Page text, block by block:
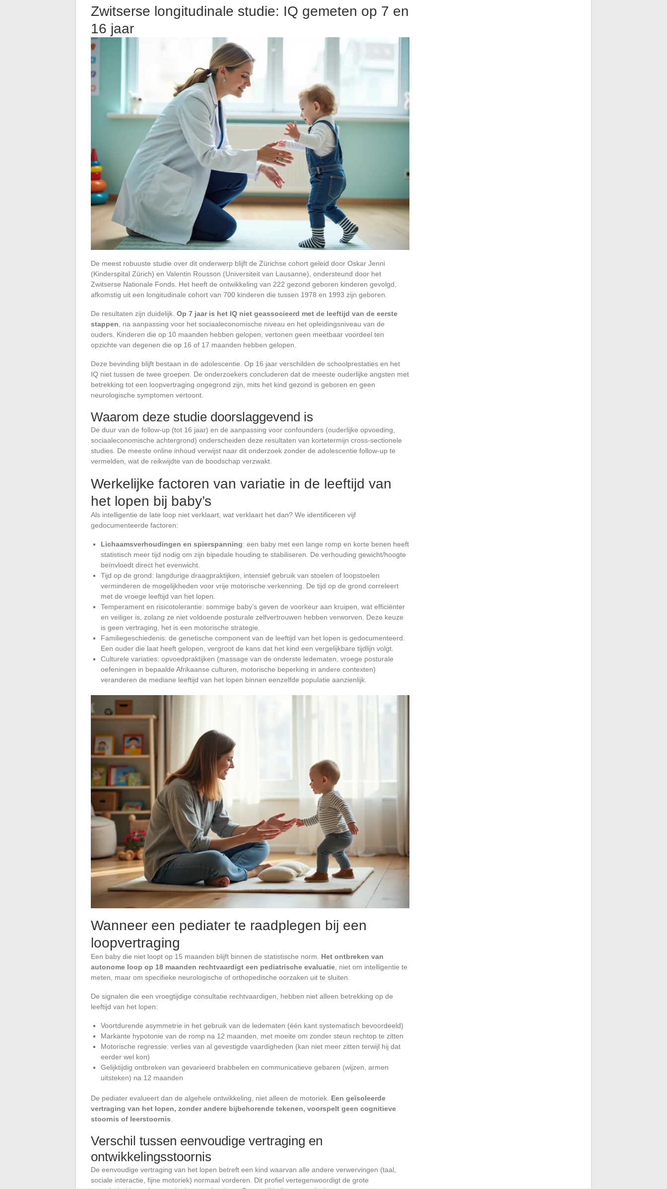
Zwitserse longitudinale studie: IQ gemeten op 7 en
16 jaar
De meest robuuste studie over dit onderwerp blijft de Zürichse cohort geleid door Oskar Jenni
(Kinderspital Zürich) en Valentin Rousson (Universiteit van Lausanne), ondersteund door het
Zwitserse Nationale Fonds. Het heeft de ontwikkeling van 222 gezond geboren kinderen gevolgd,
afkomstig uit een longitudinale cohort van 700 kinderen die tussen 1978 en 1993 zijn geboren.
De resultaten zijn duidelijk. Op 7 jaar is het IQ niet geassocieerd met de leeftijd van de eerste
stappen, na aanpassing voor het sociaaleconomische niveau en het opleidingsniveau van de
ouders. Kinderen die op 10 maanden hebben gelopen, vertonen geen meetbaar voordeel ten
opzichte van degenen die op 16 of 17 maanden hebben gelopen.
Deze bevinding blijft bestaan in de adolescentie. Op 16 jaar verschilden de schoolprestaties en het
IQ niet tussen de twee groepen. De onderzoekers concluderen dat de meeste ouderlijke angsten met
betrekking tot een loopvertraging ongegrond zijn, mits het kind gezond is geboren en geen
neurologische symptomen vertoont.
Waarom deze studie doorslaggevend is
De duur van de follow-up (tot 16 jaar) en de aanpassing voor confounders (ouderlijke opvoeding,
sociaaleconomische achtergrond) onderscheiden deze resultaten van kortetermijn cross-sectionele
studies. De meeste online inhoud verwijst naar dit onderzoek zonder de adolescentie follow-up te
vermelden, wat de reikwijdte van de boodschap verzwakt.
Werkelijke factoren van variatie in de leeftijd van
het lopen bij baby’s
Als intelligentie de late loop niet verklaart, wat verklaart het dan? We identificeren vijf
gedocumenteerde factoren:
Lichaamsverhoudingen en spierspanning: een baby met een lange romp en korte benen heeft
statistisch meer tijd nodig om zijn bipedale houding te stabiliseren. De verhouding gewicht/hoogte
beïnvloedt direct het evenwicht.
Tijd op de grond: langdurige draagpraktijken, intensief gebruik van stoelen of loopstoelen
verminderen de mogelijkheden voor vrije motorische verkenning. De tijd op de grond correleert
met de vroege leeftijd van het lopen.
Temperament en risicotolerantie: sommige baby’s geven de voorkeur aan kruipen, wat efficiënter
en veiliger is, zolang ze niet voldoende posturale zelfvertrouwen hebben verworven. Deze keuze
is geen vertraging, het is een motorische strategie.
Familiegeschiedenis: de genetische component van de leeftijd van het lopen is gedocumenteerd.
Een ouder die laat heeft gelopen, vergroot de kans dat het kind een vergelijkbare tijdlijn volgt.
Culturele variaties: opvoedpraktijken (massage van de onderste ledematen, vroege posturale
oefeningen in bepaalde Afrikaanse culturen, motorische beperking in andere contexten)
veranderen de mediane leeftijd van het lopen binnen eenzelfde populatie aanzienlijk.
Wanneer een pediater te raadplegen bij een
loopvertraging
Een baby die niet loopt op 15 maanden blijft binnen de statistische norm. Het ontbreken van
autonome loop op 18 maanden rechtvaardigt een pediatrische evaluatie , niet om intelligentie te
meten, maar om specifieke neurologische of orthopedische oorzaken uit te sluiten.
De signalen die een vroegtijdige consultatie rechtvaardigen, hebben niet alleen betrekking op de
leeftijd van het lopen:
Voortdurende asymmetrie in het gebruik van de ledematen (één kant systematisch bevoordeeld)
Markante hypotonie van de romp na 12 maanden, met moeite om zonder steun rechtop te zitten
Motorische regressie: verlies van al gevestigde vaardigheden (kan niet meer zitten terwijl hij dat
eerder wel kon)
Gelijktijdig ontbreken van gevarieerd brabbelen en communicatieve gebaren (wijzen, armen
uitsteken) na 12 maanden
De pediater evalueert dan de algehele ontwikkeling, niet alleen de motoriek. Een geïsoleerde
vertraging van het lopen, zonder andere bijbehorende tekenen, voorspelt geen cognitieve
stoornis of leerstoornis
Verschil tussen eenvoudige vertraging en
ontwikkelingsstoornis
De eenvoudige vertraging van het lopen betreft een kind waarvan alle andere verwervingen (taal,
sociale interactie, fijne motoriek) normaal vorderen. Dit profiel vertegenwoordigt de grote